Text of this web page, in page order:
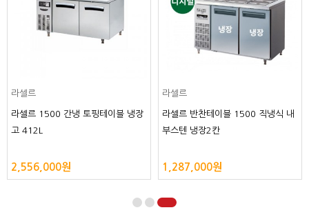
라셀르
라셀르 1500 간냉 토핑테이블 냉장
고 412L
2,556,000원
라셀르
라셀르 반찬테이블 1500 직냉식 내
부스텐 냉장2칸
1,287,000원